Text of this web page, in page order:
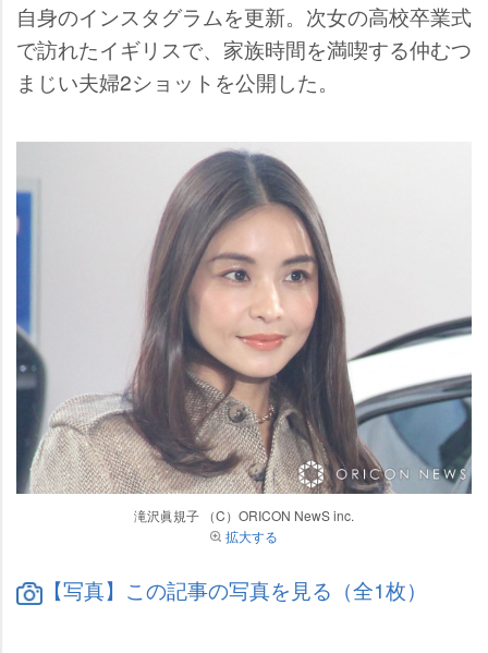
自身のインスタグラムを更新。次女の高校卒業式
で訪れたイギリスで、家族時間を満喫する仲むつ
まじい夫婦2ショットを公開した。
滝沢眞規子 （C）ORICON NewS inc.
拡大する
【写真】この記事の写真を見る（全1枚）